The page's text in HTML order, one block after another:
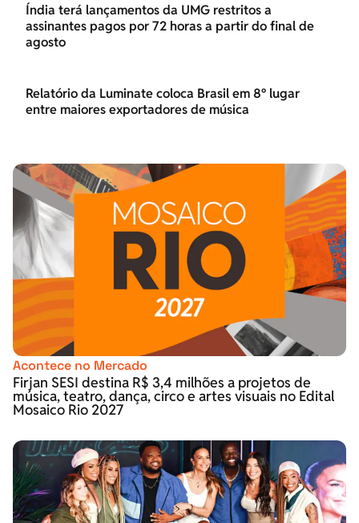
Índia terá lançamentos da UMG restritos a
assinantes pagos por 72 horas a partir do final de
agosto
Relatório da Luminate coloca Brasil em 8º lugar
entre maiores exportadores de música
Acontece no Mercado
Firjan SESI destina R$ 3,4 milhões a projetos de
música, teatro, dança, circo e artes visuais no Edital
Mosaico Rio 2027